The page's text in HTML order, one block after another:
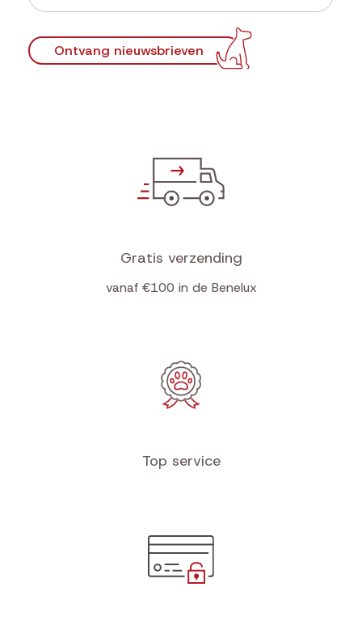
Ontvang nieuwsbrieven
Gratis verzending
vanaf €100 in de Benelux
Top service